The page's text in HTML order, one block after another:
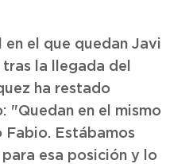
el que quedan Javi
la llegada del
ha restado
"Quedan en el mismo
Fabio. Estábamos
esa posición y lo